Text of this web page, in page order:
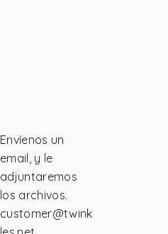
Envíenos un
email, y le
adjuntaremos
los archivos.
customer@twink